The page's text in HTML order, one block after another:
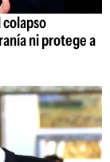
colapso
ni protege a